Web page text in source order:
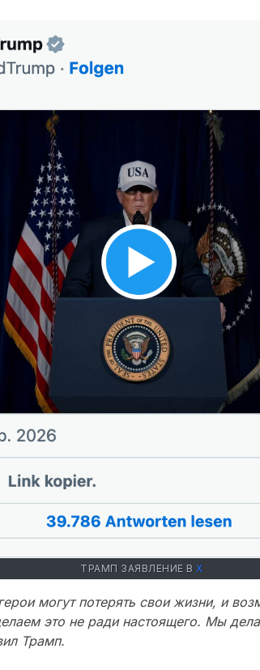
ТРАМП ЗАЯВЛЕНИЕ ВХ
могут потерять свои жизни, и
это не ради настоящего. Мы
Трамп.